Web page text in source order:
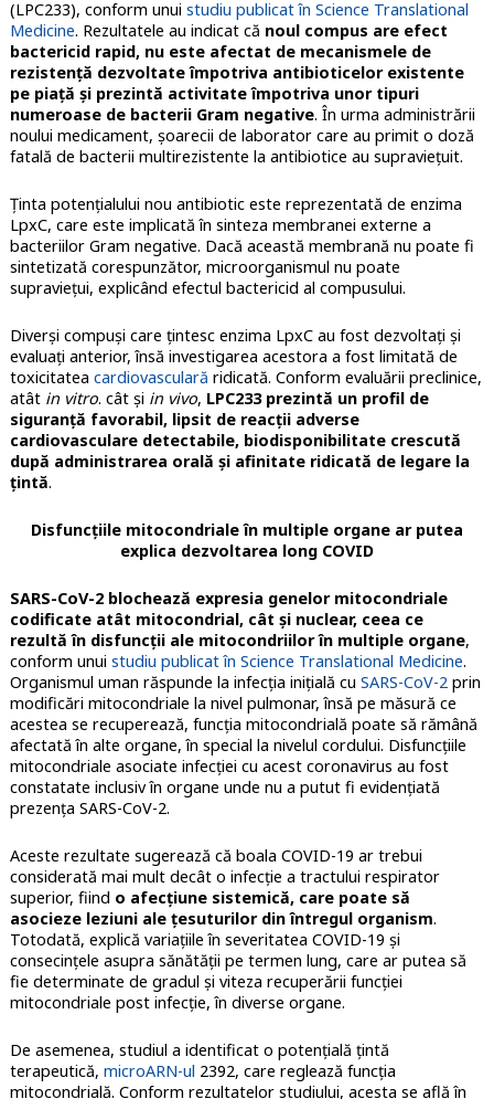
(LPC233), conform unui studiu publicat în Science Translational
Medicine. Rezultatele au indicat că noul compus are efect
bactericid rapid, nu este afectat de mecanismele de
rezistenţă dezvoltate împotriva antibioticelor existente
pe piaţă şi prezintă activitate împotriva unor tipuri
numeroase de bacterii Gram negative. În urma administrării
noului medicament, şoarecii de laborator care au primit o doză
fatală de bacterii multirezistente la antibiotice au supravieţuit.
Ţinta potenţialului nou antibiotic este reprezentată de enzima
LpxC, care este implicată în sinteza membranei externe a
bacteriilor Gram negative. Dacă această membrană nu poate fi
sintetizată corespunzător, microorganismul nu poate
supravieţui, explicând efectul bactericid al compusului.
Diverşi compuşi care ţintesc enzima LpxC au fost dezvoltaţi şi
evaluați anterior, însă investigarea acestora a fost limitată de
toxicitatea cardiovasculară ridicată. Conform evaluării preclinice,
atât in vitro. cât şi in vivo, LPC233 prezintă un profil de
siguranţă favorabil, lipsit de reacţii adverse
cardiovasculare detectabile, biodisponibilitate crescută
după administrarea orală şi afinitate ridicată de legare la
ţintă.
Disfuncţiile mitocondriale în multiple organe ar putea
explica dezvoltarea long COVID
SARS-CoV-2 blochează expresia genelor mitocondriale
codificate atât mitocondrial, cât şi nuclear, ceea ce
rezultă în disfuncţii ale mitocondriilor în multiple organe,
conform unui studiu publicat în Science Translational Medicine.
Organismul uman răspunde la infecţia iniţială cu SARS-CoV-2prin
modificări mitocondriale la nivel pulmonar, însă pe măsură ce
acestea se recuperează, funcţia mitocondrială poate să rămână
afectată în alte organe, în special la nivelul cordului. Disfuncțiile
mitocondriale asociate infecţiei cu acest coronavirus au fost
constatate inclusiv în organe unde nu a putut fi evidenţiată
prezenţa SARS-CoV-2.
Aceste rezultate sugerează că boala COVID-19 ar trebui
considerată mai mult decât o infecţie a tractului respirator
superior, fiind o afecţiune sistemică, care poate să
asocieze leziuni ale ţesuturilor din întregul organism.
Totodată, explică variaţiile în severitatea COVID-19 şi
consecinţele asupra sănătăţii pe termen lung, care ar putea să
fie determinate de gradul şi viteza recuperării funcţiei
mitocondriale post infecţie, în diverse organe.
De asemenea, studiul a identificat o potenţială ţintă
terapeutică, microARN-ul 2392, care reglează funcţia
mitocondrială. Conform rezultatelor studiului, acesta se află în